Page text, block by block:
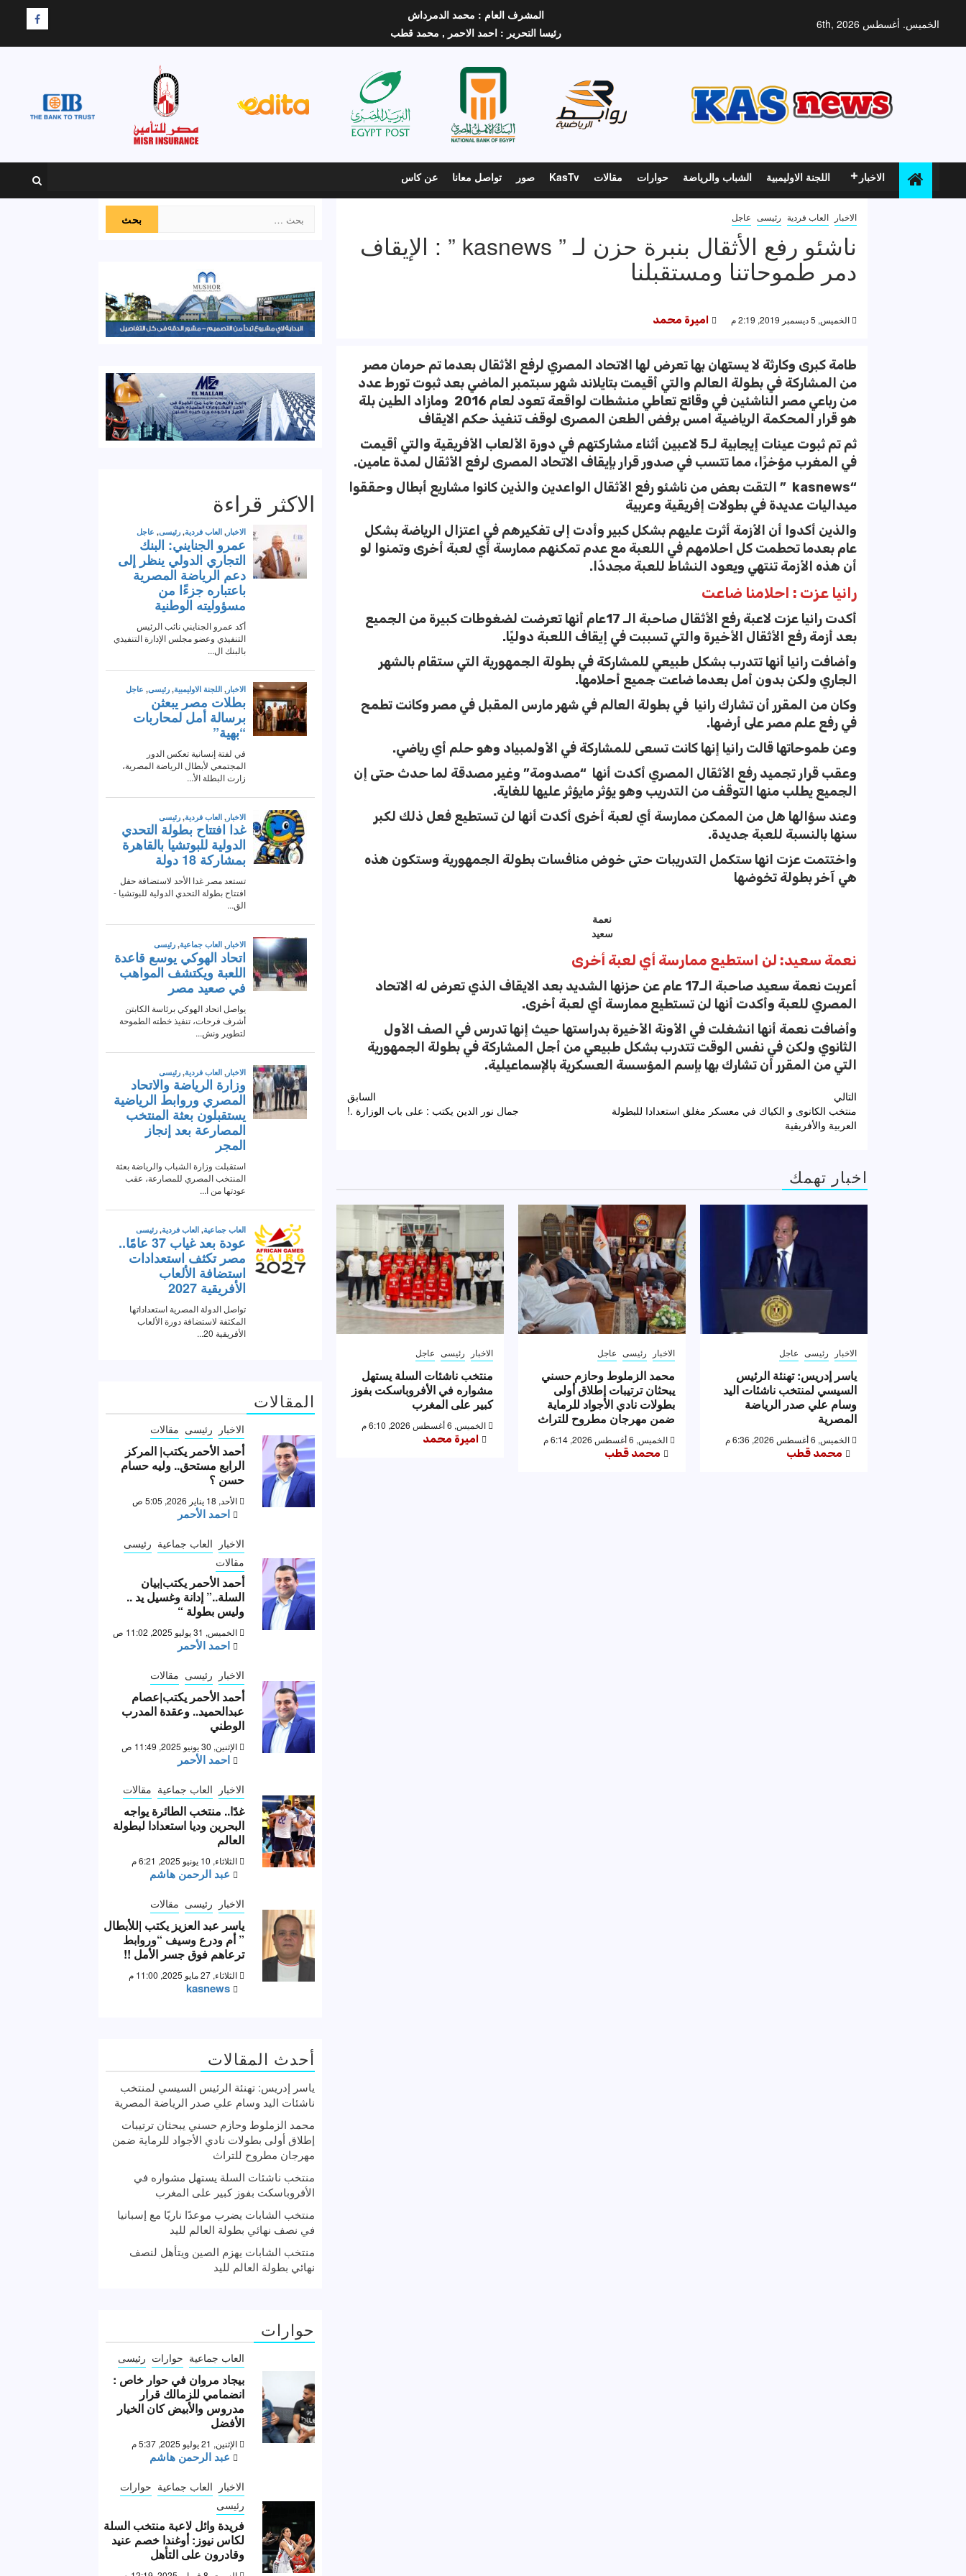
الخميس. أغسطس 6th, 2026
المشرف العام : محمد الدمرداش
رئيسا التحرير : احمد الاحمر , محمد قطب
F
الاخبار اللجنة الاوليمبية الشباب والرياضة حوارات مقالات KasTv صور تواصل معانا عن كاس
الاخبار العاب فردية رئيسى عاجل
ناشئو رفع الأثقال بنبرة حزن لـ ” kasnews ” : الإيقاف
دمر طموحاتنا ومستقبلنا
الخميس, 5 ديسمبر 2019, 2:19 م اميرة محمد
طامة كبرى وكارثة لا يستهان بها تعرض لها الاتحاد المصري لرفع الأثقال بعدما تم حرمان مصر
من المشاركة في بطولة العالم والتي أقيمت بتايلاند شهر سبتمبر الماضي بعد ثبوت تورط عدد
من رباعي مصر الناشئين في وقائع تعاطي منشطات لواقعة تعود لعام 2016 ومازاد الطين بلة
هو قرار المحكمة الرياضية امس برفض الطعن المصرى لوقف تنفيذ حكم الايقاف
ثم تم ثبوت عينات إيجابية لـ5 لاعبين أثناء مشاركتهم في دورة الألعاب الأفريقية والتي أقيمت
في المغرب مؤخرًا، مما تتسب في صدور قرار بإيقاف الاتحاد المصرى لرفع الأثقال لمدة عامين.
“kasnews ” التقت بعض من ناشئو رفع الأثقال الواعدين والذين كانوا مشاريع أبطال وحققوا
ميداليات عديدة في بطولات إفريقية وعربية
والذين أكدوا أن الأزمة أثرت عليهم بشكل كبير وأدت إلى تفكيرهم في اعتزال الرياضة بشكل
عام بعدما تحطمت كل احلامهم في اللعبة مع عدم تمكنهم ممارسة أي لعبة أخرى وتمنوا لو
أن هذه الأزمة تنتهي ويعود النشاط للعبة مجددًا.
رانيا عزت : احلامنا ضاعت
أكدت رانيا عزت لاعبة رفع الأثقال صاحبة الـ 17عام أنها تعرضت لضغوطات كبيرة من الجميع
بعد أزمة رفع الأثقال الأخيرة والتي تسببت في إيقاف اللعبة دوليًا.
وأضافت رانيا أنها تتدرب بشكل طبيعي للمشاركة في بطولة الجمهورية التي ستقام بالشهر
الجاري ولكن بدون أمل بعدما ضاعت جميع أحلامها.
وكان من المقرر أن تشارك رانيا في بطولة العالم في شهر مارس المقبل في مصر وكانت تطمح
في رفع علم مصر على أرضها.
وعن طموحاتها قالت رانيا إنها كانت تسعى للمشاركة في الأولمبياد وهو حلم أي رياضي.
وعقب قرار تجميد رفع الأثقال المصري أكدت أنها “مصدومة” وغير مصدقة لما حدث حتى إن
الجميع يطلب منها التوقف من التدريب وهو يؤثر مايؤثر عليها للغاية.
وعند سؤالها هل من الممكن ممارسة أي لعبة أخرى أكدت أنها لن تستطيع فعل ذلك لكبر
سنها بالنسبة للعبة جديدة.
واختتمت عزت انها ستكمل التدريبات حتى خوض منافسات بطولة الجمهورية وستكون هذه
هي آخر بطولة تخوضها
نعمة
سعيد
نعمة سعيد: لن استطيع ممارسة أي لعبة أخرى
أعربت نعمة سعيد صاحبة الـ17 عام عن حزنها الشديد بعد الايقاف الذي تعرض له الاتحاد
المصري للعبة وأكدت أنها لن تستطيع ممارسة أي لعبة أخرى.
وأضافت نعمة أنها انشغلت في الأونة الأخيرة بدراستها حيث إنها تدرس في الصف الأول
الثانوي ولكن في نفس الوقت تتدرب بشكل طبيعي من أجل المشاركة في بطولة الجمهورية
التي من المقرر أن تشارك بها بإسم المؤسسة العسكرية بالإسماعيلية.
تصفّح
المقالات
السابق
جمال نور الدين يكتب : على باب الوزارة .!
التالي
منتخب الكانوى و الكياك في معسكر مغلق استعدادا للبطولة
العربية والأفريقية
اخبار تهمك
الاخبار رئيسى عاجل
ياسر إدريس: تهنئة الرئيس
السيسي لمنتخب ناشئات اليد
وسام علي صدر الرياضة
المصرية
الخميس, 6 أغسطس 2026, 6:36 م
محمد قطب
الاخبار رئيسى عاجل
محمد الزملوط وحازم حسني
يبحثان ترتيبات إطلاق أولى
بطولات نادي الأجواد للرماية
ضمن مهرجان مطروح للتراث
الخميس, 6 أغسطس 2026, 6:14 م
محمد قطب
الاخبار رئيسى عاجل
منتخب ناشئات السلة يستهل
مشواره في الأفروباسكت بفوز
كبير على المغرب
الخميس, 6 أغسطس 2026, 6:10 م
اميرة محمد
عن:
الاكثر قراءة
المقالات
الاخبار رئيسى مقالات
أحمد الأحمر يكتب| المركز
الرابع مستحق.. وليه حسام
حسن ؟
الأحد, 18 يناير 2026, 5:05 ص
احمد الأحمر
الاخبار العاب جماعية رئيسى
مقالات
أحمد الأحمر يكتب|بيان
السلة..” إدانة وغسيل يد ..
وليس بطولة “
الخميس, 31 يوليو 2025, 11:02 ص
احمد الأحمر
الاخبار رئيسى مقالات
أحمد الأحمر يكتب|عصام
عبدالحميد.. وعقدة المدرب
الوطني
الإثنين, 30 يونيو 2025, 11:49 ص
احمد الأحمر
الاخبار العاب جماعية مقالات
غدًا.. منتخب الطائرة يواجه
البحرين وديا استعدادا لبطولة
العالم
الثلاثاء, 10 يونيو 2025, 6:21 م
عبد الرحمن هاشم
الاخبار رئيسى مقالات
ياسر عبد العزيز يكتب |للأبطال
” أم ودرع وسيف “وروابط
ترعاهم فوق جسر الأمل !!
الثلاثاء, 27 مايو 2025, 11:00 م
kasnews
أحدث المقالات
ياسر إدريس: تهنئة الرئيس السيسي لمنتخب
ناشئات اليد وسام علي صدر الرياضة المصرية
محمد الزملوط وحازم حسني يبحثان ترتيبات
إطلاق أولى بطولات نادي الأجواد للرماية ضمن
مهرجان مطروح للتراث
منتخب ناشئات السلة يستهل مشواره في
الأفروباسكت بفوز كبير على المغرب
منتخب الشابات يضرب موعدًا ناريًا مع إسبانيا
في نصف نهائي بطولة العالم لليد
منتخب الشابات يهزم الصين ويتأهل لنصف
نهائي بطولة العالم لليد
حوارات
العاب جماعية حوارات رئيسى
بيجاد مروان في حوار خاص :
انضمامي للزمالك قرار
مدروس والأبيض كان الخيار
الأفضل
الإثنين, 21 يوليو 2025, 5:37 م
عبد الرحمن هاشم
الاخبار العاب جماعية حوارات
رئيسى
فريدة وائل لاعبة منتخب السلة
لكاس نيوز: أوغندا خصم عنيد
وقادرون على التأهل